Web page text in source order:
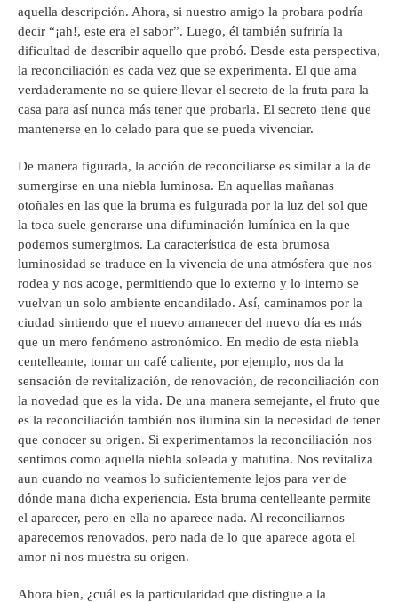
aquella descripción. Ahora, si nuestro amigo la probara podría
decir “¡ah!, este era el sabor”. Luego, él también sufriría la
dificultad de describir aquello que probó. Desde esta perspectiva,
la reconciliación es cada vez que se experimenta. El que ama
verdaderamente no se quiere llevar el secreto de la fruta para la
casa para así nunca más tener que probarla. El secreto tiene que
mantenerse en lo celado para que se pueda vivenciar.
De manera figurada, la acción de reconciliarse es similar a la de
sumergirse en una niebla luminosa. En aquellas mañanas
otoñales en las que la bruma es fulgurada por la luz del sol que
la toca suele generarse una difuminación lumínica en la que
podemos sumergimos. La característica de esta brumosa
luminosidad se traduce en la vivencia de una atmósfera que nos
rodea y nos acoge, permitiendo que lo externo y lo interno se
vuelvan un solo ambiente encandilado. Así, caminamos por la
ciudad sintiendo que el nuevo amanecer del nuevo día es más
que un mero fenómeno astronómico. En medio de esta niebla
centelleante, tomar un café caliente, por ejemplo, nos da la
sensación de revitalización, de renovación, de reconciliación con
la novedad que es la vida. De una manera semejante, el fruto que
es la reconciliación también nos ilumina sin la necesidad de tener
que conocer su origen. Si experimentamos la reconciliación nos
sentimos como aquella niebla soleada y matutina. Nos revitaliza
aun cuando no veamos lo suficientemente lejos para ver de
dónde mana dicha experiencia. Esta bruma centelleante permite
el aparecer, pero en ella no aparece nada. Al reconciliarnos
aparecemos renovados, pero nada de lo que aparece agota el
amor ni nos muestra su origen.
Ahora bien, ¿cuál es la particularidad que distingue a la